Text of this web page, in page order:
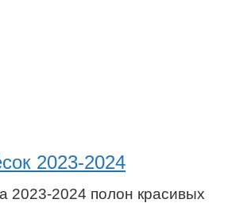
2023-2024
2023-2024 полон красивых